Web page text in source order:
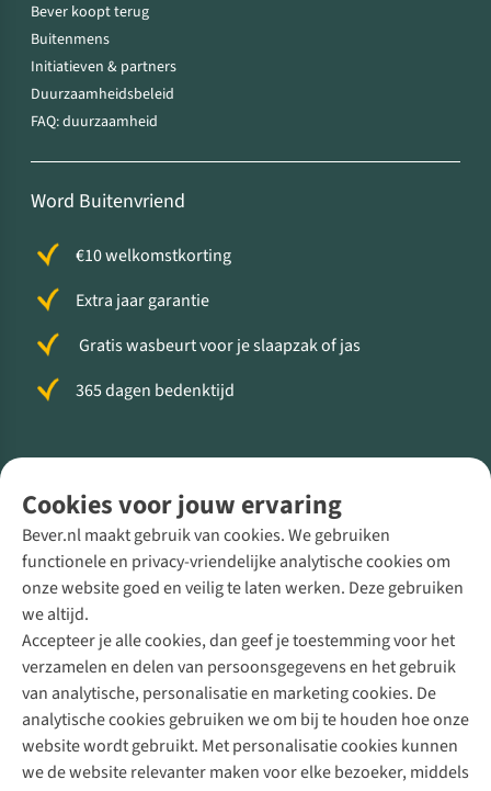
Cookies voor jouw ervaring
Bever.nl maakt gebruik van cookies. We gebruiken
functionele en privacy-vriendelijke analytische cookies om
onze website goed en veilig te laten werken. Deze gebruiken
we altijd.
Accepteer je alle cookies, dan geef je toestemming voor het
verzamelen en delen van persoonsgegevens en het gebruik
van analytische, personalisatie en marketing cookies. De
analytische cookies gebruiken we om bij te houden hoe onze
website wordt gebruikt. Met personalisatie cookies kunnen
we de website relevanter maken voor elke bezoeker, middels
Bever koopt terug
Buitenmens
Initiatieven & partners
Duurzaamheidsbeleid
FAQ: duurzaamheid
Word Buitenvriend
€10 welkomstkorting
Extra jaar garantie
Gratis wasbeurt voor je slaapzak of jas
365 dagen bedenktijd
Direct advies van een Buitenexpert
+31 (0)85 888 50 88
+31 6 12 28 49 80
Contactformulier